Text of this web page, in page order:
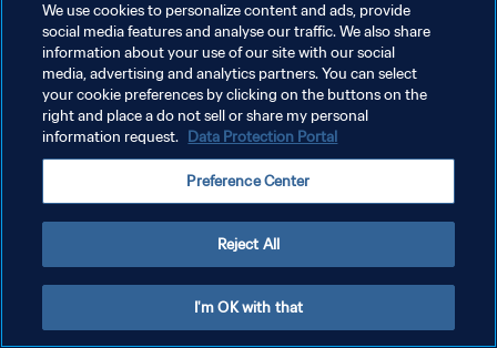
POLITIQUE DE CONFIDENTIALITÉ
CONDITIONS D'UTILISATION
GÉRER VOS PRÉFÉRENCES SUR LES COOKIES
We use cookies to personalize content and ads, provide
social media features and analyse our traffic. We also share
information about your use of our site with our social
media, advertising and analytics partners. You can select
your cookie preferences by clicking on the buttons on the
right and place a do not sell or share my personal
information request. Data Protection Portal
Preference Center
Reject All
I'm OK with that